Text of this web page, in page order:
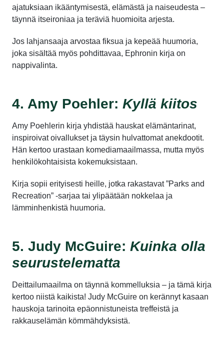
ajatuksiaan ikääntymisestä, elämästä ja naiseudesta –
täynnä itseironiaa ja teräviä huomioita arjesta.
Jos lahjansaaja arvostaa fiksua ja kepeää huumoria,
joka sisältää myös pohdittavaa, Ephronin kirja on
nappivalinta.
4. Amy Poehler: Kyllä kiitos
Amy Poehlerin kirja yhdistää hauskat elämäntarinat,
inspiroivat oivallukset ja täysin hulvattomat anekdootit.
Hän kertoo urastaan komediamaailmassa, mutta myös
henkilökohtaisista kokemuksistaan.
Kirja sopii erityisesti heille, jotka rakastavat ”Parks and
Recreation” -sarjaa tai ylipäätään nokkelaa ja
lämminhenkistä huumoria.
5. Judy McGuire: Kuinka olla
seurustelematta
Deittailumaailma on täynnä kommelluksia – ja tämä kirja
kertoo niistä kaikista! Judy McGuire on kerännyt kasaan
hauskoja tarinoita epäonnistuneista treffeistä ja
rakkauselämän kömmähdyksistä.